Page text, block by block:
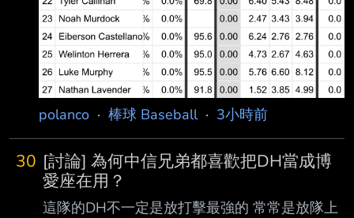
polanco · 棒球 Baseball· 3小時前
30 [討論] 為何中信兄弟都喜歡把DH當成博
愛座在用？
這隊的DH不一定是放打擊最強的 常常是放隊上